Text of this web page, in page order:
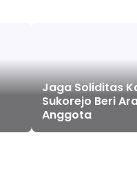
Jaga Soliditas
Sukorejo Beri
Anggota